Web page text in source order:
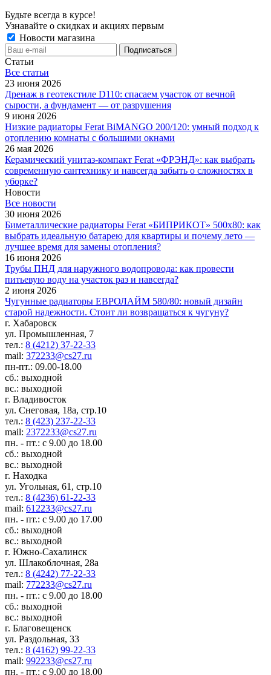
Будьте всегда в курсе!
Узнавайте о скидках и акциях первым
Новости магазина
Статьи
Все cтатьи
23 июня 2026
Дренаж в геотекстиле D110: спасаем участок от вечной
сырости, а фундамент — от разрушения
9 июня 2026
Низкие радиаторы Ferat BiMANGO 200/120: умный подход к
отоплению комнаты с большими окнами
26 мая 2026
Керамический унитаз-компакт Ferat «ФРЭНД»: как выбрать
современную сантехнику и навсегда забыть о сложностях в
уборке?
Новости
Все новости
30 июня 2026
Биметаллические радиаторы Ferat «БИПРИКОТ» 500x80: как
выбрать идеальную батарею для квартиры и почему лето —
лучшее время для замены отопления?
16 июня 2026
Трубы ПНД для наружного водопровода: как провести
питьевую воду на участок раз и навсегда?
2 июня 2026
Чугунные радиаторы ЕВРОЛАЙМ 580/80: новый дизайн
старой надежности. Стоит ли возвращаться к чугуну?
г. Хабаровск
ул. Промышленная, 7
тел.: 8 (4212) 37-22-33
mail: 372233@cs27.ru
пн-пт.: 09.00-18.00
сб.: выходной
вс.: выходной
г. Владивосток
ул. Снеговая, 18а, стр.10
тел.: 8 (423) 237-22-33
mail: 2372233@cs27.ru
пн. - пт.: с 9.00 до 18.00
сб.: выходной
вс.: выходной
г. Находка
ул. Угольная, 61, стр.10
тел.: 8 (4236) 61-22-33
mail: 612233@cs27.ru
пн. - пт.: с 9.00 до 17.00
сб.: выходной
вс.: выходной
г. Южно-Сахалинск
ул. Шлакоблочная, 28а
тел.: 8 (4242) 77-22-33
mail: 772233@cs27.ru
пн. - пт.: с 9.00 до 18.00
сб.: выходной
вс.: выходной
г. Благовещенск
ул. Раздольная, 33
тел.: 8 (4162) 99-22-33
mail: 992233@cs27.ru
пн. - пт.: с 9.00 до 18.00